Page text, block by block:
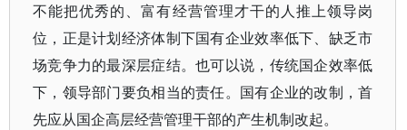
不能把优秀的、富有经营管理才干的人推上领导岗
位，正是计划经济体制下国有企业效率低下、缺乏市
场竞争力的最深层症结。也可以说，传统国企效率低
下，领导部门要负相当的责任。国有企业的改制，首
先应从国企高层经营管理干部的产生机制改起。